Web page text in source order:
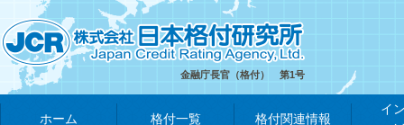
金融庁長官（格付） 第1号
ホーム 格付一覧 格付関連情報
イ